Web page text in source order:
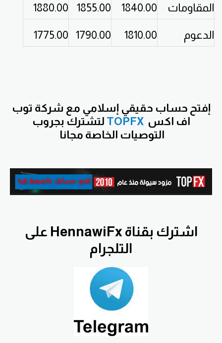
المقاومات 1840.00
1855.00
1880.00
الدعوم 1810.00
1790.00
1775.00
إفتح حساب حقيقي إسلامي مع شركة توب
اف اكسTOPFX لتشترك بجروب
التوصيات الخاصة مجانا
اشترك بقناة HennawiFx على
التلجرام